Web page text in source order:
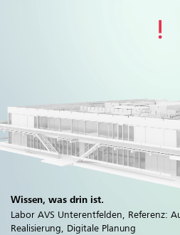
Wissen, was drin ist.
Labor AVS Unterentfelden, Referenz:
Realisierung, Digitale Planung